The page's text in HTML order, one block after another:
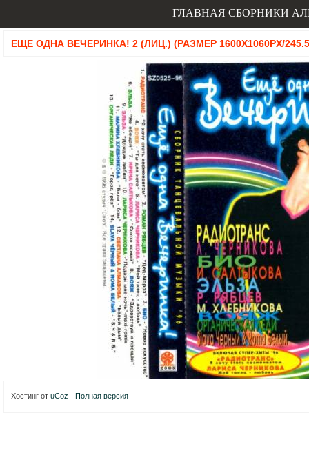
ГЛАВНАЯ СБОРНИКИ
ЕЩЕ ОДНА ВЕЧЕРИНКА! 2 (ЛИЦ.) (РАЗМЕР 1600X1060PX/
Хостинг от uCoz - Полная версия